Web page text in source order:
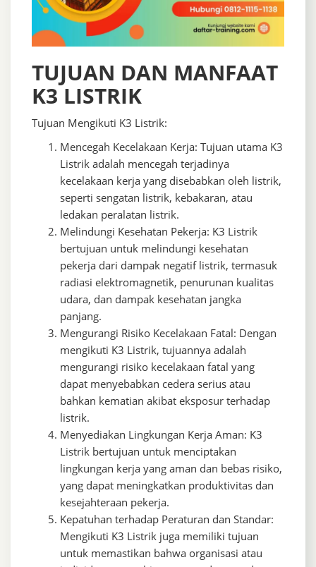
TUJUAN DAN MANFAAT
K3 LISTRIK
Tujuan Mengikuti K3 Listrik:
Mencegah Kecelakaan Kerja: Tujuan utama K3
Listrik adalah mencegah terjadinya
kecelakaan kerja yang disebabkan oleh listrik,
seperti sengatan listrik, kebakaran, atau
ledakan peralatan listrik.
Melindungi Kesehatan Pekerja: K3 Listrik
bertujuan untuk melindungi kesehatan
pekerja dari dampak negatif listrik, termasuk
radiasi elektromagnetik, penurunan kualitas
udara, dan dampak kesehatan jangka
panjang.
Mengurangi Risiko Kecelakaan Fatal: Dengan
mengikuti K3 Listrik, tujuannya adalah
mengurangi risiko kecelakaan fatal yang
dapat menyebabkan cedera serius atau
bahkan kematian akibat eksposur terhadap
listrik.
Menyediakan Lingkungan Kerja Aman: K3
Listrik bertujuan untuk menciptakan
lingkungan kerja yang aman dan bebas risiko,
yang dapat meningkatkan produktivitas dan
kesejahteraan pekerja.
Kepatuhan terhadap Peraturan dan Standar:
Mengikuti K3 Listrik juga memiliki tujuan
untuk memastikan bahwa organisasi atau